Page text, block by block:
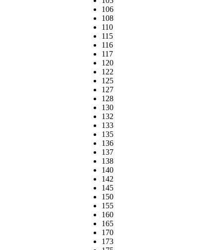
106
108
110
115
116
117
120
122
125
127
128
130
132
133
135
136
137
138
140
142
145
150
155
160
165
170
173